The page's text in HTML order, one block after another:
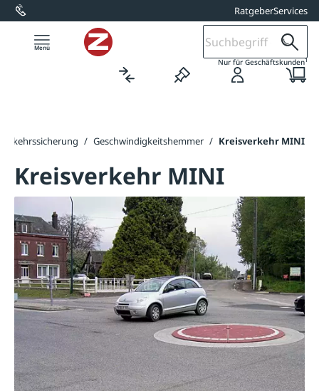
springen RatgeberServices
Nur für Geschäftskunden1
/ Geschwindigkeitshemmer / Kreisverkehr MINI
Kreisverkehr MINI